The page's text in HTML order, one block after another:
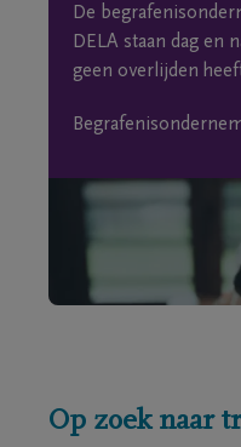
De
DELA staan dag en
geen overlijden
Op zoek naar